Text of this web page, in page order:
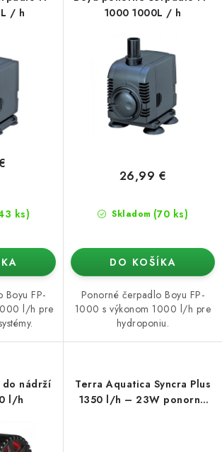
osobných údajov
/ h
ks)
Boyu FP-
l/h pre
1000 1000L / h
Skladom (70 ks)
26,99 €
DO KOŠÍKA
Ponorné čerpadlo Boyu FP-
1000 s výkonom 1000 l/h pre
hydroponiu.
do nádrží
l/h
Terra Aquatica Syncra Plus
1350 l/h – 23W ponorné